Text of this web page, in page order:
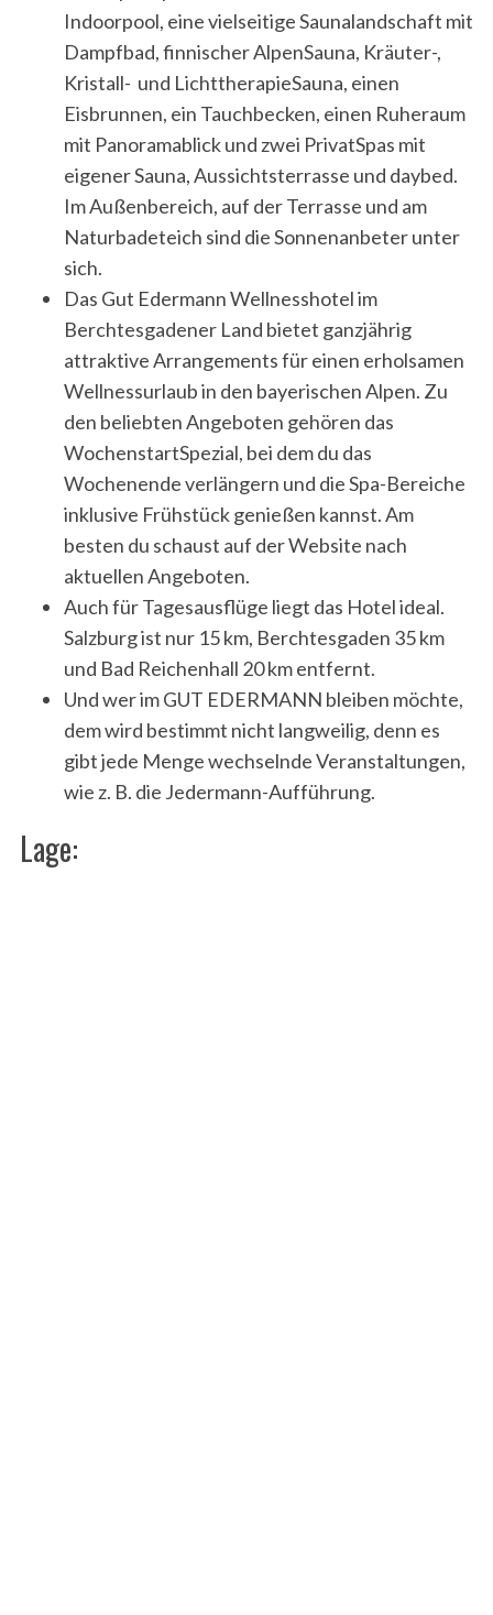
Indoorpool, eine vielseitige Saunalandschaft mit
Dampfbad, finnischer AlpenSauna, Kräuter-,
Kristall- und LichttherapieSauna, einen
Eisbrunnen, ein Tauchbecken, einen Ruheraum
mit Panoramablick und zwei PrivatSpas mit
eigener Sauna, Aussichtsterrasse und daybed.
Im Außenbereich, auf der Terrasse und am
Naturbadeteich sind die Sonnenanbeter unter
sich.
Das Gut Edermann Wellnesshotel im
Berchtesgadener Land bietet ganzjährig
attraktive Arrangements für einen erholsamen
Wellnessurlaub in den bayerischen Alpen. Zu
den beliebten Angeboten gehören das
WochenstartSpezial, bei dem du das
Wochenende verlängern und die Spa-Bereiche
inklusive Frühstück genießen kannst. Am
besten du schaust auf der Website nach
aktuellen Angeboten.
Auch für Tagesausflüge liegt das Hotel ideal.
Salzburg ist nur 15 km, Berchtesgaden 35 km
und Bad Reichenhall 20 km entfernt.
Und wer im GUT EDERMANN bleiben möchte,
dem wird bestimmt nicht langweilig, denn es
gibt jede Menge wechselnde Veranstaltungen,
wie z. B. die Jedermann-Aufführung.
Lage:
o
r